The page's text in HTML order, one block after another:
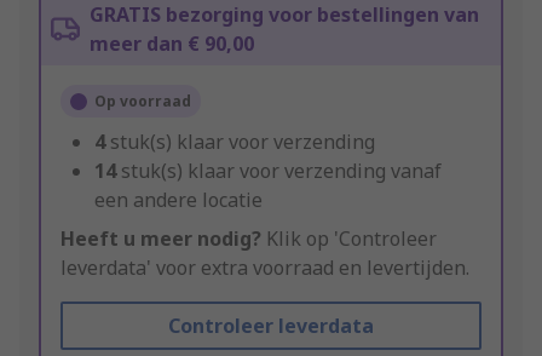
GRATIS bezorging voor bestellingen van
meer dan € 90,00
Op voorraad
4stuk(s) klaar voor verzending
14stuk(s) klaar voor verzending vanaf
een andere locatie
Heeft u meer nodig? Klik op 'Controleer
leverdata' voor extra voorraad en levertijden.
Controleer leverdata